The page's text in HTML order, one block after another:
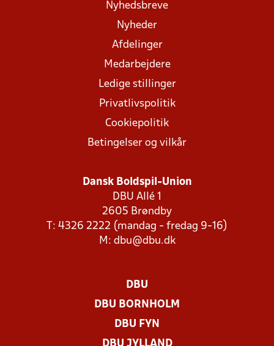
Nyhedsbreve
Nyheder
Afdelinger
Medarbejdere
Ledige stillinger
Privatlivspolitik
Cookiepolitik
Betingelser og vilkår
Dansk Boldspil-Union
DBU Allé 1
2605 Brøndby
T: 4326 2222 (mandag - fredag 9-16)
M: dbu@dbu.dk
DBU
DBU BORNHOLM
DBU FYN